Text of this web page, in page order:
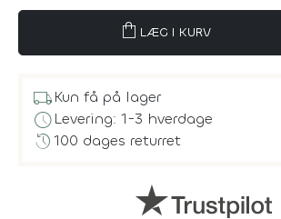
shopping_bag LÆG I KURV
local_shippingKun få på lager
scheduleLevering: 1-3 hverdage
history100 dages returret